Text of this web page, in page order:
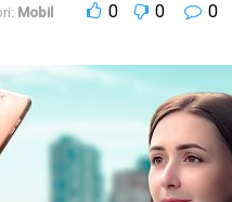
Mobil 0 0 0